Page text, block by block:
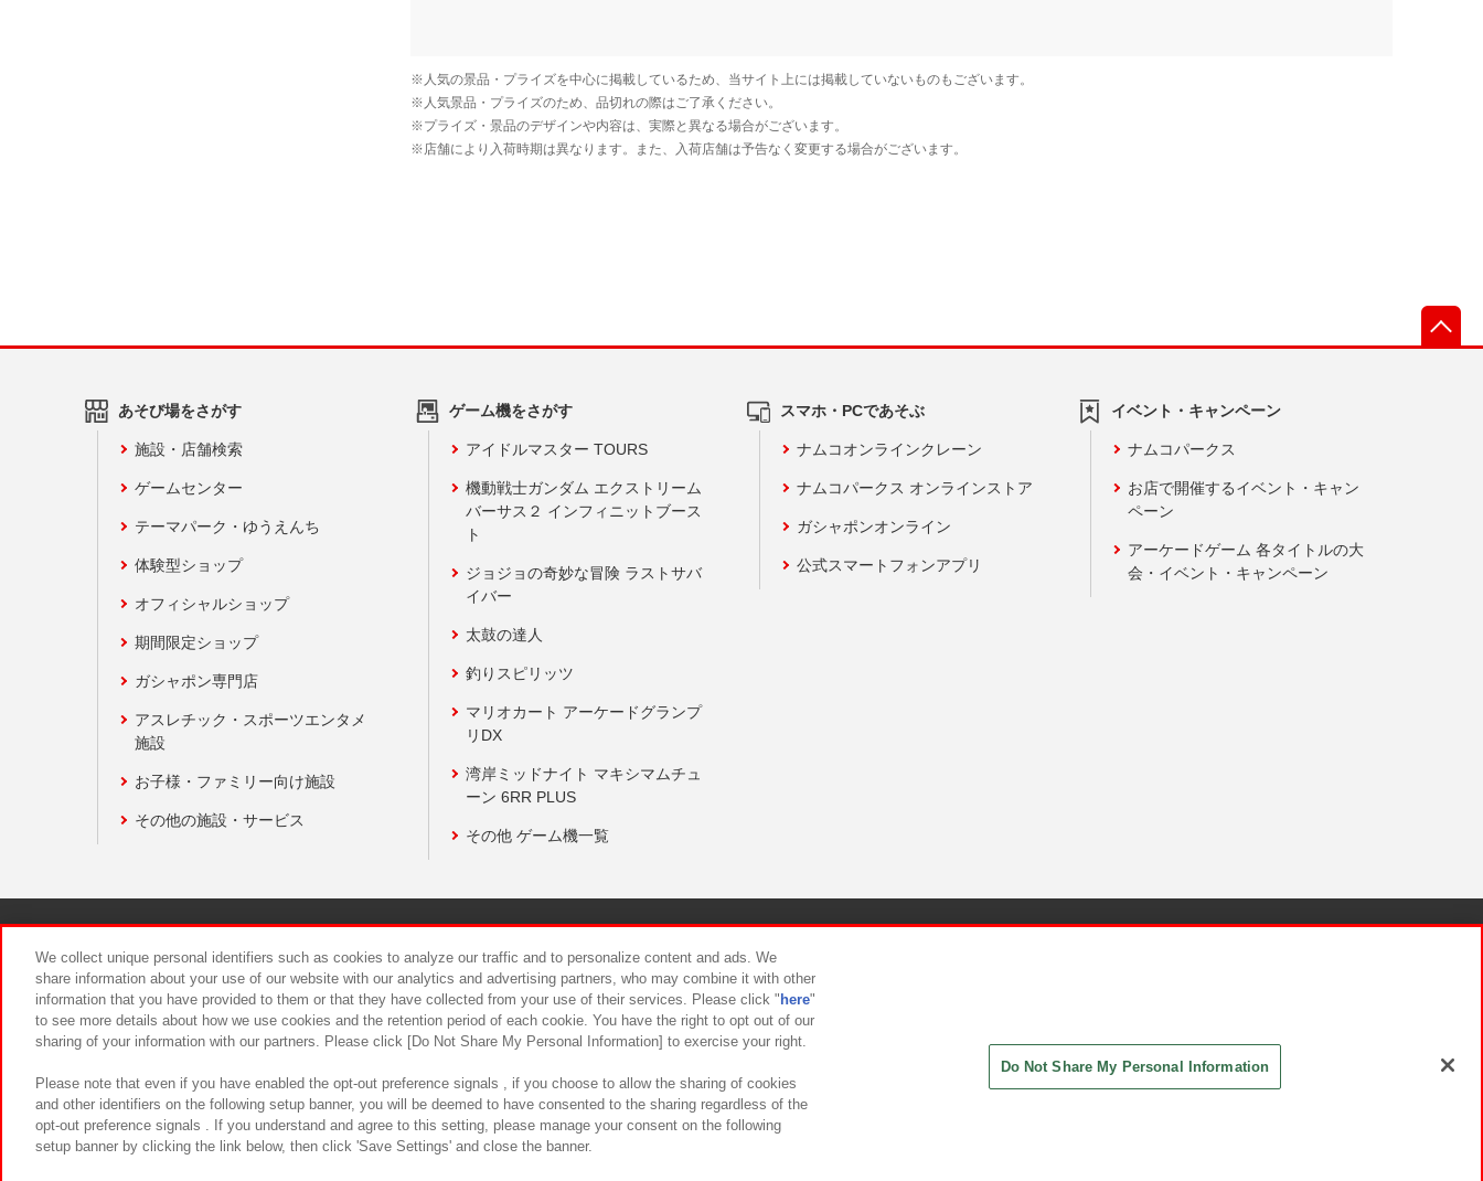
あそび場をさがす
施設・店舗検索
ゲームセンター
テーマパーク・ゆうえんち
体験型ショップ
オフィシャルショップ
期間限定ショップ
ガシャポン専門店
アスレチック・スポーツエンタメ
施設
お子様・ファミリー向け施設
その他の施設・サービス
ゲーム機をさがす
アイドルマスター TOURS
機動戦士ガンダム エクストリーム
バーサス２ インフィニットブース
ト
ジョジョの奇妙な冒険 ラストサバ
イバー
太鼓の達人
釣りスピリッツ
マリオカート アーケードグランプ
リDX
湾岸ミッドナイト マキシマムチュ
ーン 6RR PLUS
その他 ゲーム機一覧
スマホ・PCであそぶ
ナムコオンラインクレーン
ナムコパークス オンラインストア
ガシャポンオンライン
公式スマートフォンアプリ
イベント・キャンペーン
ナムコパークス
お店で開催するイベント・キャン
ペーン
アーケードゲーム 各タイトルの大
会・イベント・キャンペーン
食品のご提供について カスタマーハラスメント対応方針
We collect unique personal identifiers such as cookies to analyze our traffic and to personalize content and ads. We
share information about your use of our website with our analytics and advertising partners, who may combine it with other
information that you have provided to them or that they have collected from your use of their services. Please click " here"
to see more details about how we use cookies and the retention period of each cookie. You have the right to opt out of our
sharing of your information with our partners. Please click [Do Not Share My Personal Information] to exercise your right.
Please note that even if you have enabled the opt-out preference signals , if you choose to allow the sharing of cookies
and other identifiers on the following setup banner, you will be deemed to have consented to the sharing regardless of the
opt-out preference signals . If you understand and agree to this setting, please manage your consent on the following
setup banner by clicking the link below, then click 'Save Settings' and close the banner.
Do Not Share My Personal Information